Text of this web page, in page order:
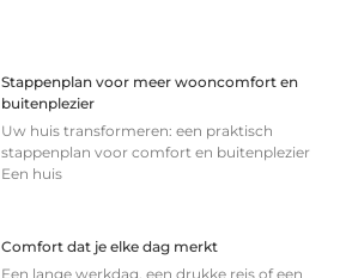
Stappenplan voor meer wooncomfort en
buitenplezier
Uw huis transformeren: een praktisch
stappenplan voor comfort en buitenplezier
Een huis
Comfort dat je elke dag merkt
Een lange werkdag, een drukke reis of een